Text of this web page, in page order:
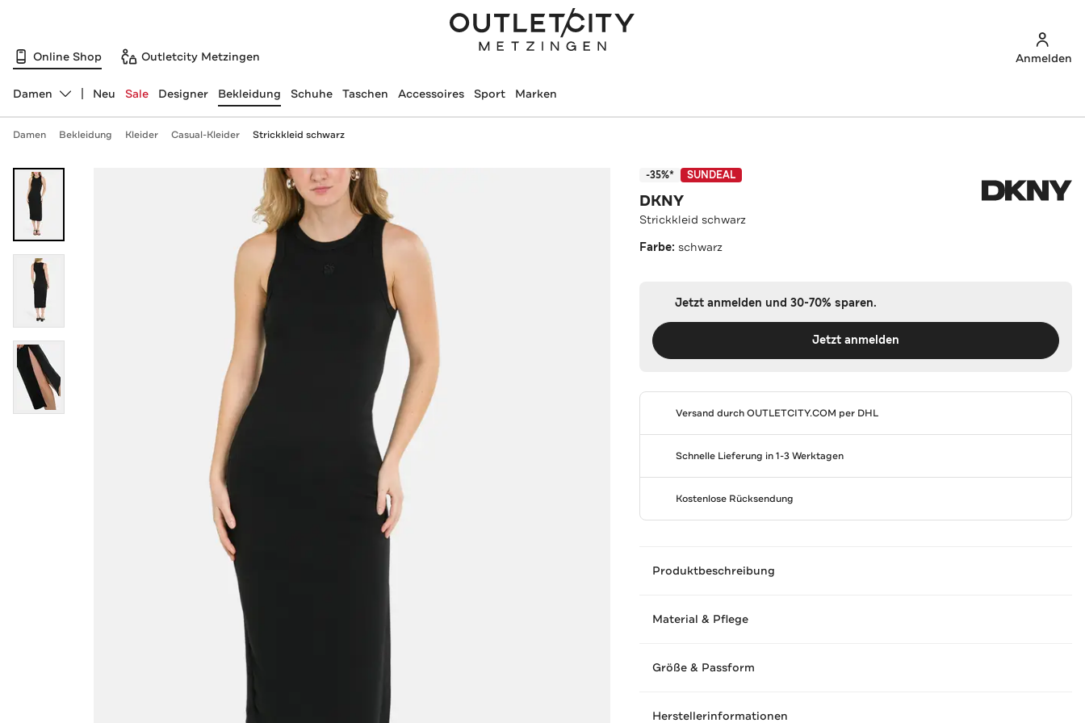
Online Shop Outletcity Metzingen Anmelden
Abteilung ändern, ausgewählt:
Damen Neu Sale Designer Bekleidung Schuhe Taschen Accessoires Sport Marken
Damen Bekleidung Kleider Casual-Kleider Strickkleid schwarz
-35%* SUNDEAL
DKNY
Strickkleid schwarz
Farbe: schwarz
Jetzt anmelden und 30-70% sparen.
Jetzt anmelden
Versand durchOUTLETCITY.COM per DHL
Schnelle Lieferung in 1-3 Werktagen
Kostenlose Rücksendung
Produktbeschreibung
Material & Pflege
Größe & Passform
Herstellerinformationen